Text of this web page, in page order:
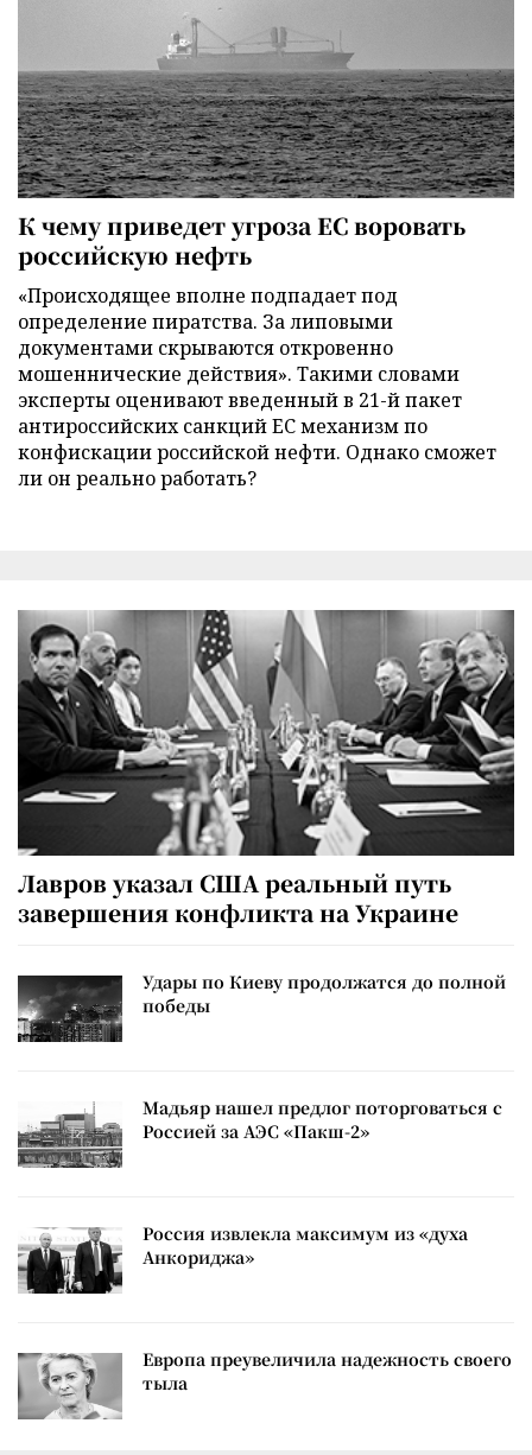
К чему приведет угроза ЕС воровать
российскую нефть
«Происходящее вполне подпадает под
определение пиратства. За липовыми
документами скрываются откровенно
мошеннические действия». Такими словами
эксперты оценивают введенный в 21-й пакет
антироссийских санкций ЕС механизм по
конфискации российской нефти. Однако сможет
ли он реально работать?
Лавров указал США реальный путь
завершения конфликта на Украине
Удары по Киеву продолжатся до полной
победы
Мадьяр нашел предлог поторговаться с
Россией за АЭС «Пакш-2»
Россия извлекла максимум из «духа
Анкориджа»
Европа преувеличила надежность своего
тыла